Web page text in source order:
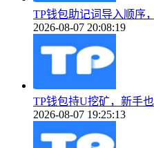
TP钱包助记词导入顺序
2026-08-07 20:08:19
TP钱包持U挖矿，新手
2026-08-07 19:25:13